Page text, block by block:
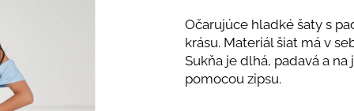
hviezdičiek.
Očarujúce hladké šaty s
krásu. Materiál šiat má v
Sukňa je dlhá, padavá a
pomocou zipsu.
DLHÉ ŽLTÉ KVETINOVÉ ŠATY S